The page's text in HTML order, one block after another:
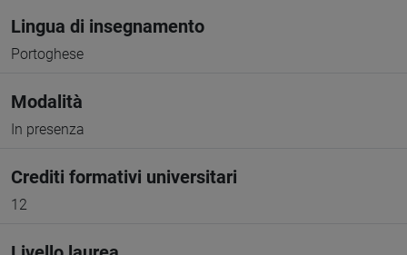
Lingua di insegnamento
Portoghese
Modalità
In presenza
Crediti formativi universitari
12